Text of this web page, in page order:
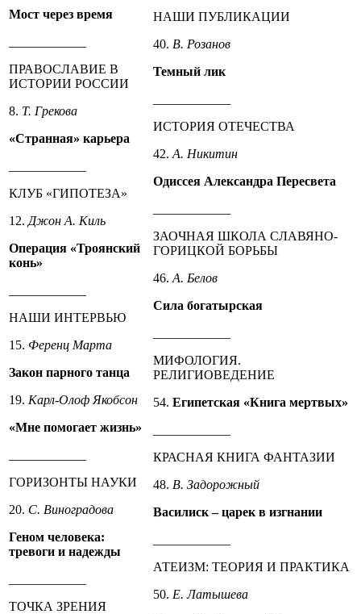
Мост через время
ПРАВОСЛАВИЕ В
ИСТОРИИ РОССИИ
8. Т. Грекова
«Странная» карьера
КЛУБ «ГИПОТЕЗА»
12. Джон А. Киль
Операция «Троянский
конь»
НАШИ ИНТЕРВЬЮ
15. Ференц Марта
Закон парного танца
19. Карл-Олоф Якобсон
«Мне помогает жизнь»
ГОРИЗОНТЫ НАУКИ
20. С. Виноградова
Геном человека:
тревоги и надежды
ТОЧКА ЗРЕНИЯ
НАШИ ПУБЛИКАЦИИ
40. В. Розанов
Темный лик
ИСТОРИЯ ОТЕЧЕСТВА
42. А. Никитин
Одиссея Александра Пересвета
ЗАОЧНАЯ ШКОЛА СЛАВЯНО-
ГОРИЦКОЙ БОРЬБЫ
46. А. Белов
Сила богатырская
МИФОЛОГИЯ.
РЕЛИГИОВЕДЕНИЕ
54. Египетская «Книга мертвых»
КРАСНАЯ КНИГА ФАНТАЗИИ
48. В. Задорожный
Василиск – царек в изгнании
АТЕИЗМ: ТЕОРИЯ И ПРАКТИКА
50. Е. Латышева